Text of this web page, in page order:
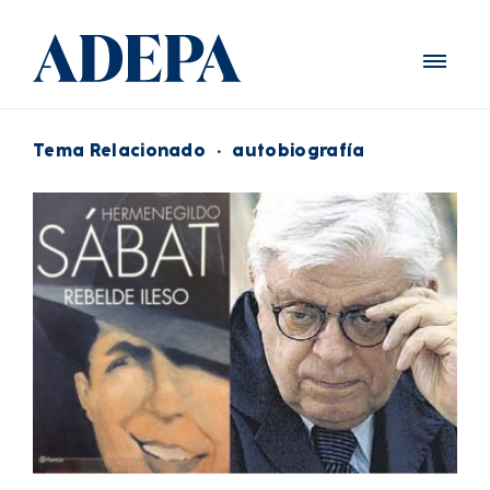
Tema Relacionado · autobiografía